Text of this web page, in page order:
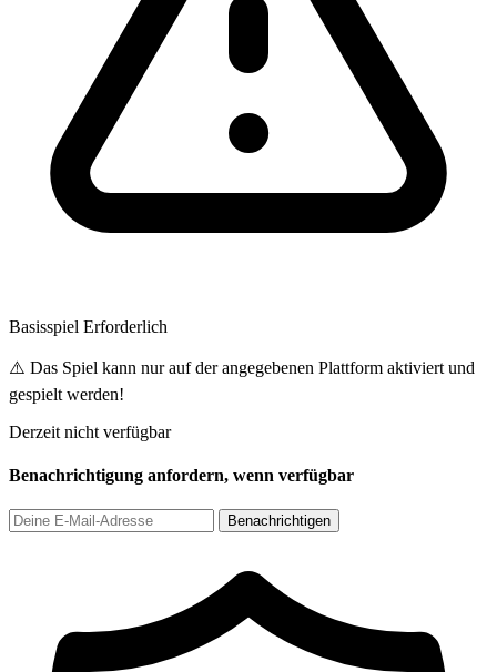
Basisspiel Erforderlich
⚠️ Das Spiel kann nur auf der angegebenen Plattform aktiviert und
gespielt werden!
Derzeit nicht verfügbar
Benachrichtigung anfordern, wenn verfügbar
Benachrichtigen